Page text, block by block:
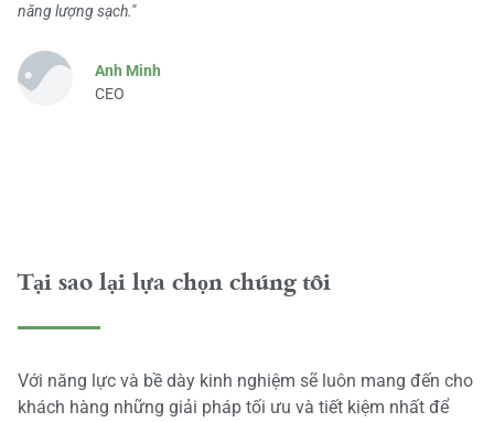
năng lượng sạch."
Anh Minh
CEO
Tại sao lại lựa chọn chúng tôi
Với năng lực và bề dày kinh nghiệm sẽ luôn mang đến cho
khách hàng những giải pháp tối ưu và tiết kiệm nhất để